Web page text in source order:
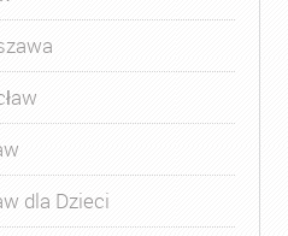
dla Dzieci